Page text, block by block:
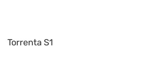
Torrenta S1